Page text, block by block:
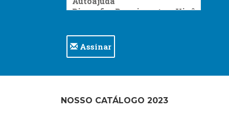
Assinar
NOSSO CATÁLOGO 2023